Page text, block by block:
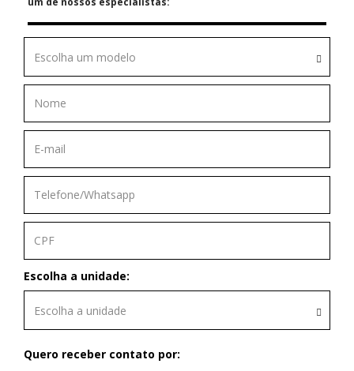
Escolha um modelo
Escolha a unidade:
Escolha a unidade
Quero receber contato por: